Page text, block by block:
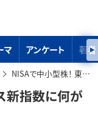
マ アンケート 著者
NISAで中小型株！ 東証グロース新指数に何が入る？予想13銘柄
新指数に何が